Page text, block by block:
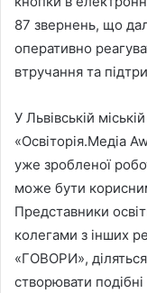
87 звернень, що
оперативно
втручання та
У Львівській
«Освіторія.Медіа
уже зробленої
може бути
Представники
колегами з інших
«ГОВОРИ»,
створювати